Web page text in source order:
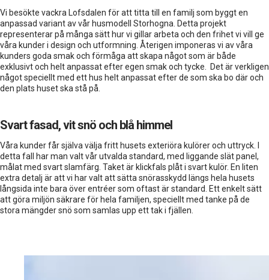
PROJEKT
Branäs
Solbacken
Prinshöjden
Så här går det till
Nyckelfärdigt
Möt våra byggare
OM OSS
Vi besökte vackra Lofsdalen för att titta till en familj som byggt en
anpassad variant av vår husmodell Storhogna. Detta projekt
representerar på många sätt hur vi gillar arbeta och den frihet vi vill ge
våra kunder i design och utformning. Återigen imponeras vi av våra
kunders goda smak och förmåga att skapa något som är både
exklusivt och helt anpassat efter egen smak och tycke. Det är verkligen
något speciellt med ett hus helt anpassat efter de som ska bo där och
den plats huset ska stå på.
Svart fasad, vit snö och blå himmel
Våra kunder får själva välja fritt husets exteriöra kulörer och uttryck. I
detta fall har man valt vår utvalda standard, med liggande slät panel,
målat med svart slamfärg. Taket är klickfals plåt i svart kulör. En liten
extra detalj är att vi har valt att sätta snörasskydd längs hela husets
långsida inte bara över entréer som oftast är standard. Ett enkelt sätt
att göra miljön säkrare för hela familjen, speciellt med tanke på de
stora mängder snö som samlas upp ett tak i fjällen.